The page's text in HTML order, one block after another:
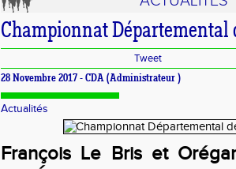
Championnat Départemental
Tweet
28 Novembre 2017 - CDA (Administrateur )
Actualités
François Le Bris et